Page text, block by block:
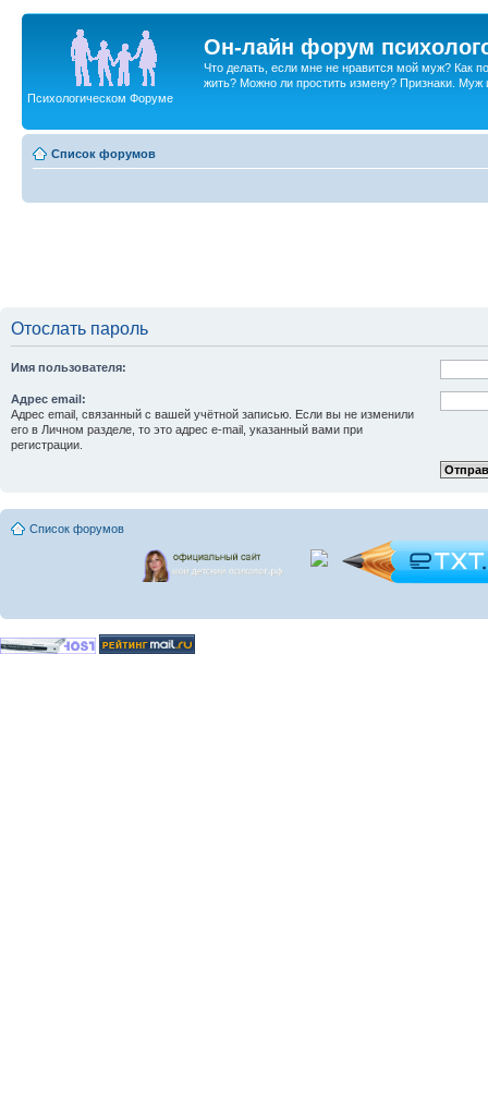
Он-лайн форум
Что делать, если мне не нравится мой муж? Как
жить? Можно ли простить измену? Признаки. Муж
Психологическом Форуме
Список форумов
Отослать пароль
Имя пользователя:
Адрес email:
Адрес email, связанный с вашей учётной записью. Если вы не изменили
его в Личном разделе, то это адрес e-mail, указанный вами при
регистрации.
Список форумов